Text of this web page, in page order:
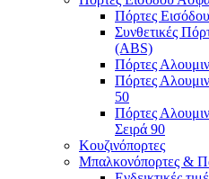
Πόρτες
Συνθετικές
(ABS)
Πόρτες
Πόρτες
50
Πόρτες
Σειρά 90
Κουζινόπορτες
Μπαλκονόπορτες &